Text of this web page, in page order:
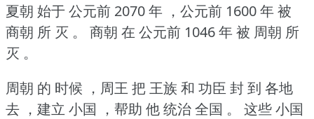
夏朝 始于 公元前 2070 年 ，公元前 1600 年 被
商朝 所 灭 。
商朝 在 公元前 1046 年 被 周朝 所
灭 。
周朝 的 时候 ，周王 把 王族 和 功臣 封 到 各地
去 ，建立 小国 ，帮助 他 统治 全国 。
这些 小国